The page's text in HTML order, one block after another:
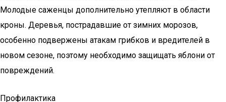
Молодые саженцы дополнительно утепляют в области
кроны. Деревья, пострадавшие от зимних морозов,
особенно подвержены атакам грибков и вредителей в
новом сезоне, поэтому необходимо защищать яблони от
повреждений.
Профилактика